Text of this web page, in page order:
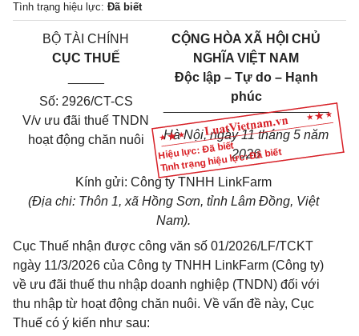
Tình trạng hiệu lực: Đã biết
Hiệu lực: Đã biết
Tình trạng hiệu lực: Đã biết
BỘ TÀI CHÍNH
CỤC THUẾ
Số: 2926/CT-CS
V/v ưu đãi thuế TNDN
hoạt động chăn nuôi
CỘNG HÒA XÃ HỘI CHỦ
NGHĨA VIỆT NAM
Độc lập – Tự do – Hạnh
phúc
___________ ______
Hà Nội, ngày 11 tháng 5 năm
2026
Kính gửi: Công ty TNHH LinkFarm
(Địa chi: Thôn 1, xã Hồng Sơn, tỉnh Lâm Đồng, Việt
Nam).
Cục Thuế nhận được công văn số 01/2026/LF/TCKT
ngày 11/3/2026 của Công ty TNHH LinkFarm (Công ty)
về ưu đãi thuế thu nhập doanh nghiệp (TNDN) đối với
thu nhập từ hoạt động chăn nuôi. Về vấn đề này, Cục
Thuế có ý kiến như sau: